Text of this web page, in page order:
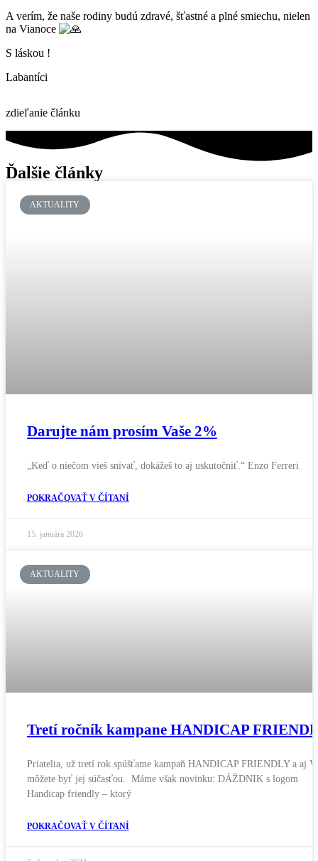
A verím, že naše rodiny budú zdravé, šťastné a plné smiechu, nielen
na Vianoce
S láskou !
Labantíci
zdieľanie článku
Ďalšie články
AKTUALITY
Darujte nám prosím Vaše 2%
„Keď o niečom vieš snívať, dokážeš to aj uskutočniť.“ Enzo Ferreri
POKRAČOVAŤ V ČÍTANÍ
15. januára 2026
AKTUALITY
Tretí ročník kampane HANDICAP
Priatelia, už tretí rok spúšťame kampaň HANDICAP FRIENDLY a aj
môžete byť jej súčasťou. Máme však novinku: DÁŽDNIK s logom
Handicap friendly – ktorý
POKRAČOVAŤ V ČÍTANÍ